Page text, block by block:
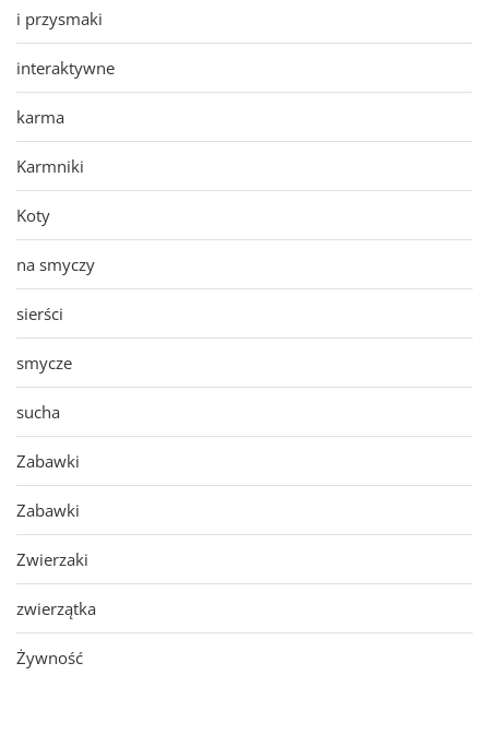
i przysmaki
interaktywne
karma
Karmniki
Koty
na smyczy
sierści
smycze
sucha
Zabawki
Zabawki
Zwierzaki
zwierzątka
Żywność